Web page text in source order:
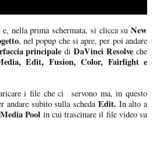
e, nella prima schermata, si clicca su New
, nel popup che si apre, per poi andare
principale diDaVinci Resolve che
Edit, Fusion, Color, Fairlight e
i file che ci servono ma, in questo
andare subito sulla scheda Edit. In alto a
Media Pool in cui trascinare il file video su